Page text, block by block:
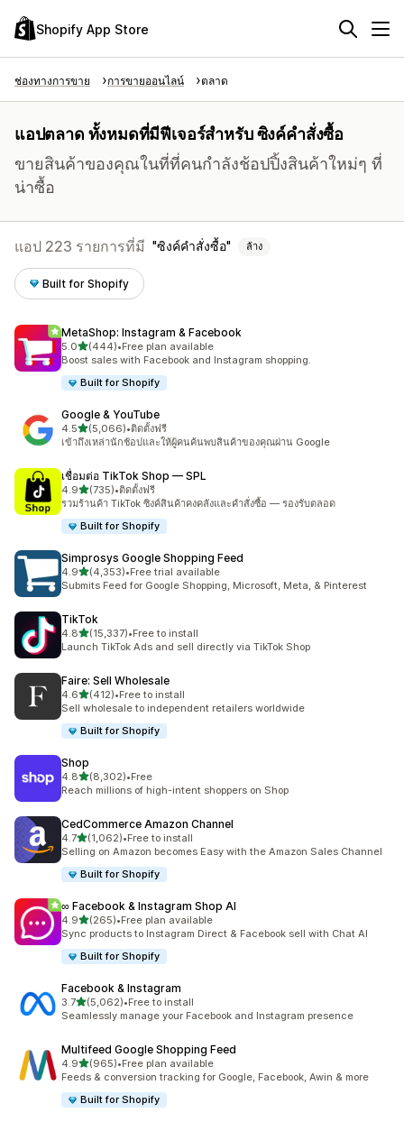
Shopify App Store
ช่องทางการขาย การขายออนไลน์ ตลาด
แอปตลาด ทั้งหมดที่มีฟีเจอร์สำหรับ ซิงค์คำสั่งซื้อ
ขายสินค้าของคุณในที่ที่คนกำลังช้อปปิ้งสินค้าใหม่ๆ ที่
น่าซื้อ
แอป 223 รายการที่มี ซิงค์คำสั่งซื้อ ล้าง
Built for Shopify
MetaShop: Instagram & Facebook
5.0เต็ม 5 ดาว
(444)
ทั้งหมด 444 รีวิว
•Free plan available
Boost sales with Facebook and Instagram shopping.
Built for Shopify
Google & YouTube
4.5เต็ม 5 ดาว
(5,066)
ทั้งหมด 5066 รีวิว
•ติดตั้งฟรี
เข้าถึงเหล่านักช้อปและให้ผู้คนค้นพบสินค้าของคุณผ่าน Google
เชื่อมต่อ TikTok Shop — SPL
4.9เต็ม 5 ดาว
(735)
ทั้งหมด 735 รีวิว
•ติดตั้งฟรี
รวมร้านค้า TikTok ซิงค์สินค้าคงคลังและคำสั่งซื้อ — รองรับตลอด
Built for Shopify
Simprosys Google Shopping Feed
4.9เต็ม 5 ดาว
(4,353)
ทั้งหมด 4353 รีวิว
•Free trial available
Submits Feed for Google Shopping, Microsoft, Meta, & Pinterest
TikTok
4.8เต็ม 5 ดาว
(15,337)
ทั้งหมด 15337 รีวิว
•Free to install
Launch TikTok Ads and sell directly via TikTok Shop
Faire: Sell Wholesale
4.6เต็ม 5 ดาว
(412)
ทั้งหมด 412 รีวิว
•Free to install
Sell wholesale to independent retailers worldwide
Built for Shopify
Shop
4.8เต็ม 5 ดาว
(8,302)
ทั้งหมด 8302 รีวิว
•Free
Reach millions of high-intent shoppers on Shop
CedCommerce Amazon Channel
4.7เต็ม 5 ดาว
(1,062)
ทั้งหมด 1062 รีวิว
•Free to install
Selling on Amazon becomes Easy with the Amazon Sales Channel
Built for Shopify
∞ Facebook & Instagram Shop AI
4.9เต็ม 5 ดาว
(265)
ทั้งหมด 265 รีวิว
•Free plan available
Sync products to Instagram Direct & Facebook sell with Chat AI
Built for Shopify
Facebook & Instagram
3.7เต็ม 5 ดาว
(5,062)
ทั้งหมด 5062 รีวิว
•Free to install
Seamlessly manage your Facebook and Instagram presence
Multifeed Google Shopping Feed
4.9เต็ม 5 ดาว
(965)
ทั้งหมด 965 รีวิว
•Free plan available
Feeds & conversion tracking for Google, Facebook, Awin & more
Built for Shopify